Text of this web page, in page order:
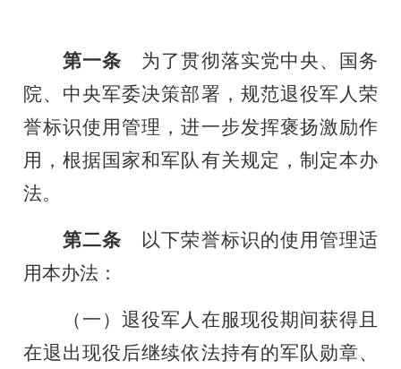
第一条 为了贯彻落实党中央、国务
院、中央军委决策部署，规范退役军人荣
誉标识使用管理，进一步发挥褒扬激励作
用，根据国家和军队有关规定，制定本办
法。
第二条 以下荣誉标识的使用管理适
用本办法：
（一）退役军人在服现役期间获得且
在退出现役后继续依法持有的军队勋章、